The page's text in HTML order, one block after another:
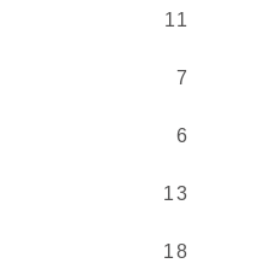
11
7
6
13
18